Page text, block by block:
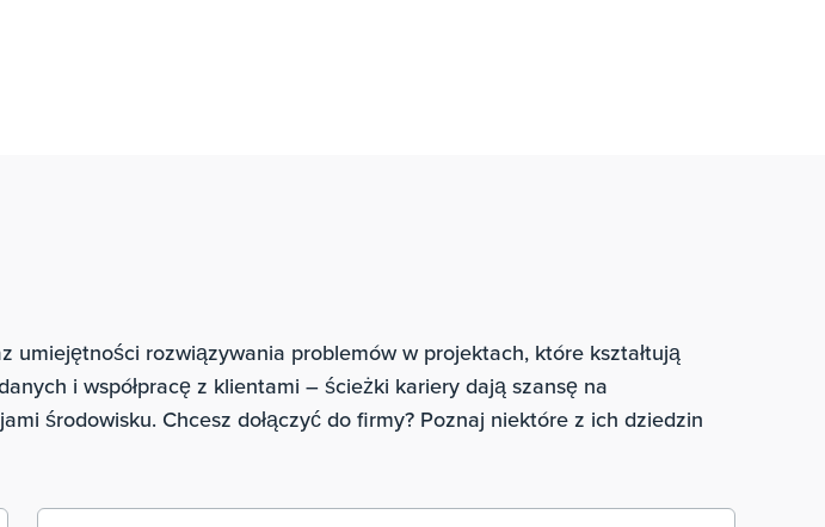
rozwiązywania problemów w projektach, które kształtują
i współpracę z klientami – ścieżki kariery dają szansę na
środowisku. Chcesz dołączyć do firmy? Poznaj niektóre z ich dziedzin